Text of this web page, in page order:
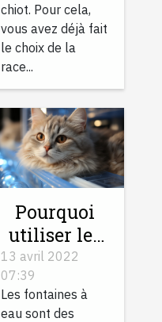
chiot. Pour cela,
vous avez déjà fait
le choix de la
race...
Pourquoi
utiliser les
fontaines à
eau pour
votre chat ?
13 avril 2022
07:39
Les fontaines à
eau sont des